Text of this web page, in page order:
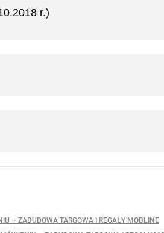
r.)
– ZABUDOWA TARGOWA I REGAŁY MOBLINE